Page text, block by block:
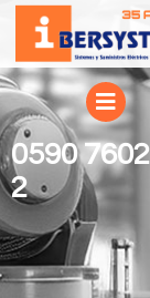
0590
2